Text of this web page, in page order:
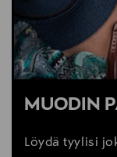
MUODIN
Löydä tyylisi